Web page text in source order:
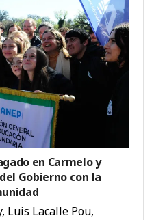
en Carmelo y
Gobierno con la
Luis Lacalle Pou,